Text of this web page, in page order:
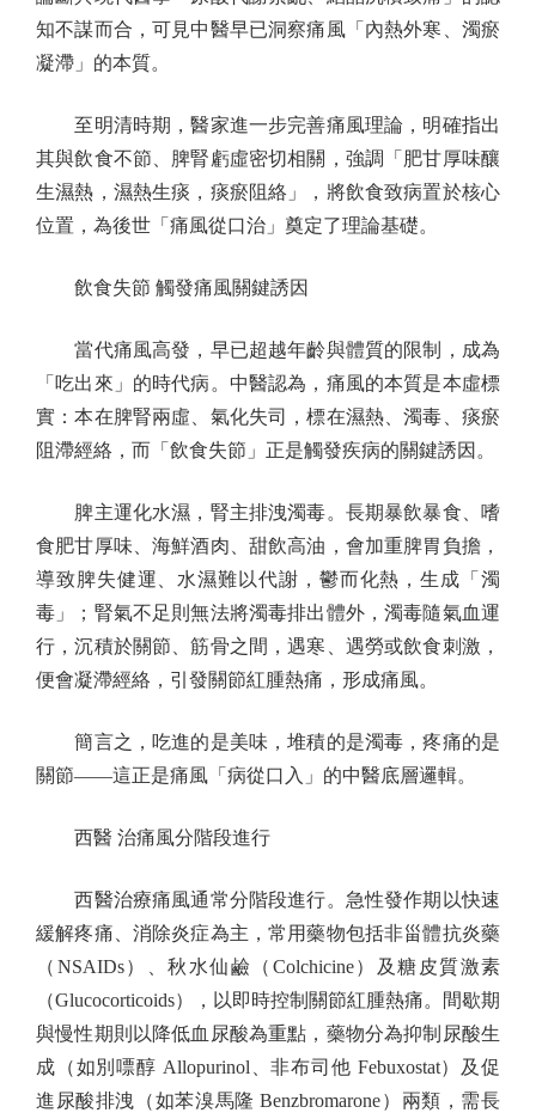
知不謀而合，可見中醫早已洞察痛風「內熱外寒、濁瘀
凝滯」的本質。
至明清時期，醫家進一步完善痛風理論，明確指出
其與飲食不節、脾腎虧虛密切相關，強調「肥甘厚味釀
生濕熱，濕熱生痰，痰瘀阻絡」，將飲食致病置於核心
位置，為後世「痛風從口治」奠定了理論基礎。
飲食失節 觸發痛風關鍵誘因
當代痛風高發，早已超越年齡與體質的限制，成為
「吃出來」的時代病。中醫認為，痛風的本質是本虛標
實：本在脾腎兩虛、氣化失司，標在濕熱、濁毒、痰瘀
阻滯經絡，而「飲食失節」正是觸發疾病的關鍵誘因。
脾主運化水濕，腎主排洩濁毒。長期暴飲暴食、嗜
食肥甘厚味、海鮮酒肉、甜飲高油，會加重脾胃負擔，
導致脾失健運、水濕難以代謝，鬱而化熱，生成「濁
毒」；腎氣不足則無法將濁毒排出體外，濁毒隨氣血運
行，沉積於關節、筋骨之間，遇寒、遇勞或飲食刺激，
便會凝滯經絡，引發關節紅腫熱痛，形成痛風。
簡言之，吃進的是美味，堆積的是濁毒，疼痛的是
關節——這正是痛風「病從口入」的中醫底層邏輯。
西醫 治痛風分階段進行
西醫治療痛風通常分階段進行。急性發作期以快速
緩解疼痛、消除炎症為主，常用藥物包括非甾體抗炎藥
（NSAIDs）、秋水仙鹼（Colchicine）及糖皮質激素
（Glucocorticoids），以即時控制關節紅腫熱痛。間歇期
與慢性期則以降低血尿酸為重點，藥物分為抑制尿酸生
成（如別嘌醇 Allopurinol、非布司他 Febuxostat）及促
進尿酸排洩（如苯溴馬隆 Benzbromarone）兩類，需長